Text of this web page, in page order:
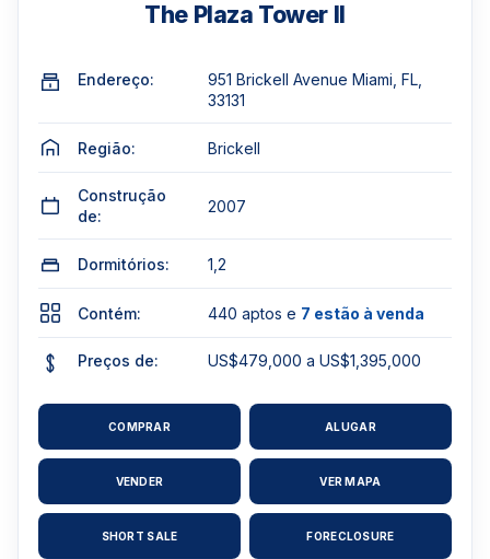
The Plaza Tower II
Endereço:
951 Brickell Avenue Miami, FL,
33131
Região: Brickell
Construção
de:
2007
Dormitórios: 1,2
Contém: 440 aptos e 7 estão à venda
Preços de: US$479,000 a US$1,395,000
COMPRAR ALUGAR
VENDER VER MAPA
SHORT SALE FORECLOSURE